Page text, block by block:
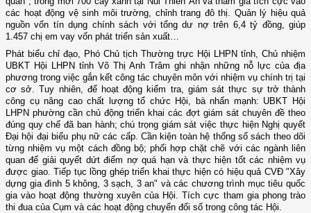
các hoạt động vệ sinh môi trường, chỉnh trang đô thị. Quản lý hiệu quả
nguồn vốn tín dụng chính sách với tổng dư nợ trên 6,4 tỷ đồng, giúp
1.457 chị em vay vốn phát triển sản xuất…
Phát biểu chỉ đạo, Phó Chủ tịch Thường trực Hội LHPN tỉnh, Chủ nhiệm
UBKT Hội LHPN tỉnh Võ Thị Anh Trâm ghi nhận những nỗ lực của địa
phương trong việc gắn kết công tác chuyên môn với nhiệm vụ chính trị tại
cơ sở. Tuy nhiên, để hoạt động kiểm tra, giám sát thực sự trở thành
công cụ nâng cao chất lượng tổ chức Hội, bà nhấn mạnh: UBKT Hội
LHPN phường cần chủ động triển khai các đợt giám sát chuyên đề theo
đúng quy chế đã ban hành; chú trọng giám sát việc thực hiện Nghị quyết
Đại hội đại biểu phụ nữ các cấp. Cần kiện toàn hệ thống sổ sách theo dõi
từng nhiệm vụ một cách đồng bộ; phối hợp chặt chẽ với các ngành liên
quan để giải quyết dứt điểm nợ quá hạn và thực hiện tốt các nhiệm vụ
được giao. Tiếp tục lồng ghép triển khai thực hiện có hiệu quả CVĐ "Xây
dựng gia đình 5 không, 3 sạch, 3 an" và các chương trình mục tiêu quốc
gia vào hoạt động thường xuyên của Hội. Tích cực tham gia phong trào
thi đua của Cụm và các hoạt động chuyển đổi số trong công tác Hội.